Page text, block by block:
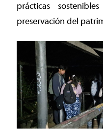
prácticas
preservación del